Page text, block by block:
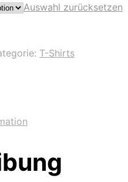
Auswahl zurücksetzen
T-Shirts